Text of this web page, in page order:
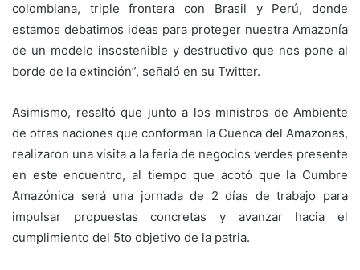
colombiana, triple frontera con Brasil y Perú, donde
estamos debatimos ideas para proteger nuestra Amazonía
de un modelo insostenible y destructivo que nos pone al
borde de la extinción”, señaló en su Twitter.
Asimismo, resaltó que junto a los ministros de Ambiente
de otras naciones que conforman la Cuenca del Amazonas,
realizaron una visita a la feria de negocios verdes presente
en este encuentro, al tiempo que acotó que la Cumbre
Amazónica será una jornada de 2 días de trabajo para
impulsar propuestas concretas y avanzar hacia el
cumplimiento del 5to objetivo de la patria.